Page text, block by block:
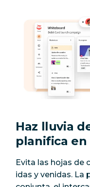
Haz lluvia
planifica
Evita las hojas de
idas y venidas. La